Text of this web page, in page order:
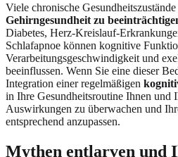
Viele chronische
Gehirngesundheit zu
Diabetes, Herz-Kreislauf-
Schlafapnoe können kognitive
Verarbeitungsgeschwindigkeit und
beeinflussen. Wenn Sie eine dieser
Integration einer regelmäßigen
in Ihre Gesundheitsroutine Ihnen und
Auswirkungen zu überwachen und
entsprechend anzupassen.
Mythen entlarven und